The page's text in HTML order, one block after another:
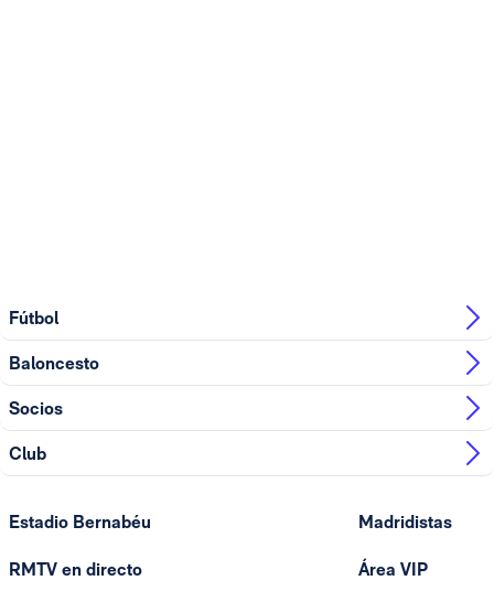
Fútbol
Baloncesto
Socios
Club
Estadio Bernabéu
RMTV en directo
Madridistas
Área VIP